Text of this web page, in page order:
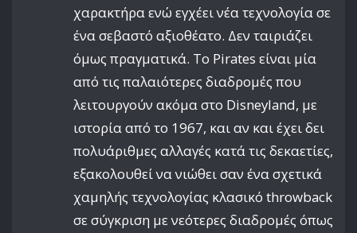
χαρακτήρα ενώ εγχέει νέα τεχνολογία σε
ένα σεβαστό αξιοθέατο. Δεν ταιριάζει
όμως πραγματικά. Το Pirates είναι μία
από τις παλαιότερες διαδρομές που
λειτουργούν ακόμα στο Disneyland, με
ιστορία από το 1967, και αν και έχει δει
πολυάριθμες αλλαγές κατά τις δεκαετίες,
εξακολουθεί να νιώθει σαν ένα σχετικά
χαμηλής τεχνολογίας κλασικό throwback
σε σύγκριση με νεότερες διαδρομές όπως